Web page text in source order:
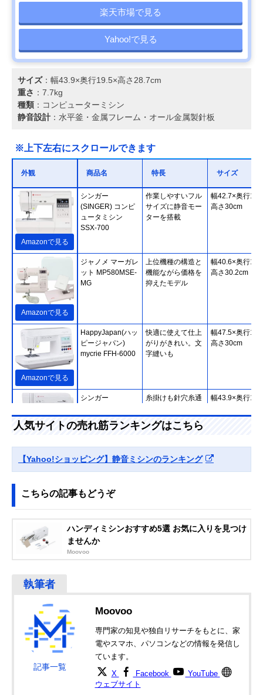
楽天市場で見る
Yahoo!で見る
サイズ：幅43.9×奥行19.5×高さ28.7cm
重さ ：7.7kg
種類 ：コンピューターミシン
静音設計 ：水平釜・金属フレーム・オール金属製針板
※上下左右にスクロールできます
外観 商品名 特長 サイズ
Amazonで見る
シンガー
(SINGER) コンピ
ュータミシン
SSX-700
作業しやすいフル
サイズに静音モー
ターを搭載
幅42.7×奥行
高さ30cm
Amazonで見る
ジャノメ マーガレ
ット MP580MSE-
MG
上位機種の構造と
機能ながら価格を
抑えたモデル
幅40.6×奥行
高さ30.2cm
Amazonで見る
HappyJapan(ハッ
ピージャパン)
mycrie FFH-6000
快適に使えて仕上
がりがきれい。文
字縫いも
幅47.5×奥行
高さ30cm
シンガー
ヌウ プラス
SC227
糸掛けも針穴糸通
入れも簡単
幅43.9×奥行
人気サイトの売れ筋ランキングはこちら
【Yahoo!ショッピング】静音ミシンのランキング
こちらの記事もどうぞ
ハンディミシンおすすめ5選 お気に入りを見つけ
ませんか
Moovoo
記事一覧
Moovoo
専門家の知見や独自リサーチをもとに、家
電やスマホ、パソコンなどの情報を発信し
ています。
X Facebook
YouTube
ウェブサイト